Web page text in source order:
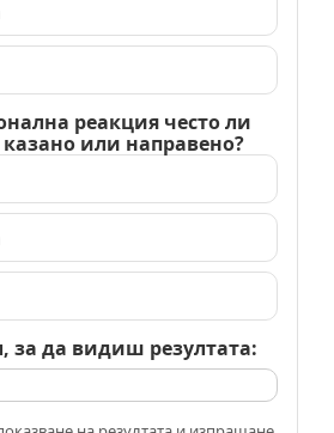
реакция често ли
или направено?
за да видиш резултата: